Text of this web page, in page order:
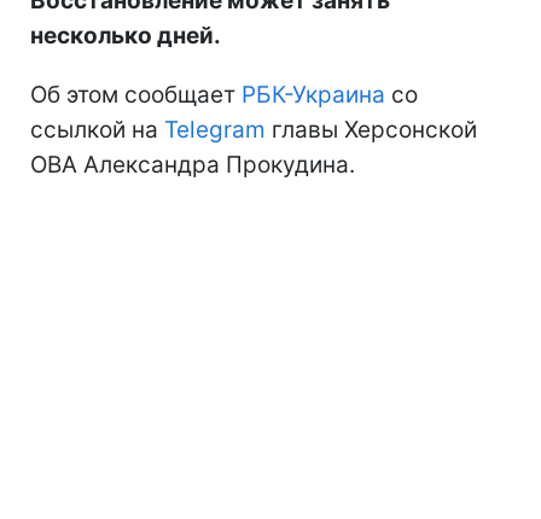
несколько дней.
Об этом сообщает РБК-Украина со
ссылкой на Telegram главы Херсонской
ОВА Александра Прокудина.